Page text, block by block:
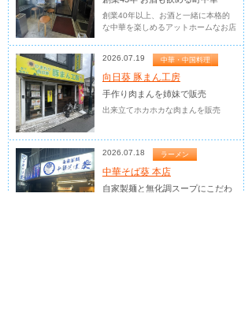
創業40年以上、お酒と一緒に本格的
な中華を楽しめるアットホームなお店
2026.07.19 中華・中国料理
向日葵 豚まん工房
手作り肉まんを姉妹で販売
出来立てホカホカな肉まんを販売
2026.07.18 ラーメン
中華そば葵 本店
自家製麺と無化調スープにこだわ